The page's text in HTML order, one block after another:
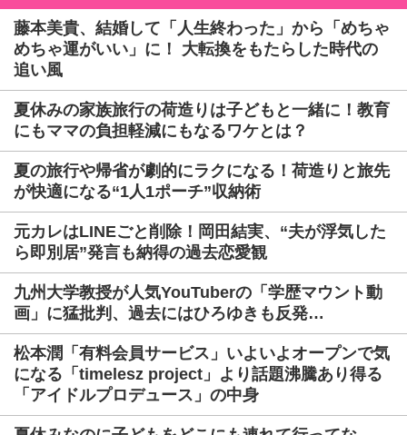
藤本美貴、結婚して「人生終わった」から「めちゃ
めちゃ運がいい」に！ 大転換をもたらした時代の
追い風
夏休みの家族旅行の荷造りは子どもと一緒に！教育
にもママの負担軽減にもなるワケとは？
夏の旅行や帰省が劇的にラクになる！荷造りと旅先
が快適になる“1人1ポーチ”収納術
元カレはLINEごと削除！岡田結実、“夫が浮気した
ら即別居”発言も納得の過去恋愛観
九州大学教授が人気YouTuberの「学歴マウント動
画」に猛批判、過去にはひろゆきも反発…
松本潤「有料会員サービス」いよいよオープンで気
になる「timelesz project」より話題沸騰あり得る
「アイドルプロデュース」の中身